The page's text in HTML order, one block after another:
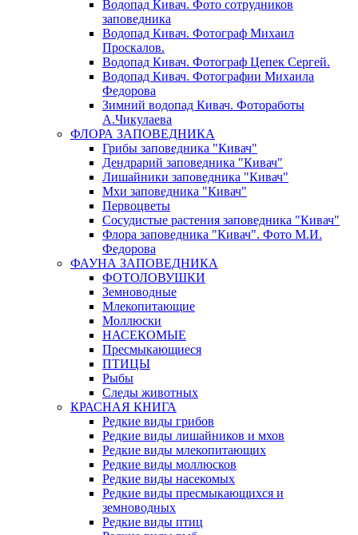
Водопад Кивач. Фото сотрудников
заповедника
Водопад Кивач. Фотограф Михаил
Проскалов.
Водопад Кивач. Фотограф Цепек Сергей.
Водопад Кивач. Фотографии Михаила
Федорова
Зимний водопад Кивач. Фотоработы
А.Чикулаева
ФЛОРА ЗАПОВЕДНИКА
Грибы заповедника "Кивач"
Дендрарий заповедника "Кивач"
Лишайники заповедника "Кивач"
Мхи заповедника "Кивач"
Первоцветы
Сосудистые растения заповедника "Кивач"
Флора заповедника "Кивач". Фото М.И.
Федорова
ФАУНА ЗАПОВЕДНИКА
ФОТОЛОВУШКИ
Земноводные
Млекопитающие
Моллюски
НАСЕКОМЫЕ
Пресмыкающиеся
ПТИЦЫ
Рыбы
Следы животных
КРАСНАЯ КНИГА
Редкие виды грибов
Редкие виды лишайников и мхов
Редкие виды млекопитающих
Редкие виды моллюсков
Редкие виды насекомых
Редкие виды пресмыкающихся и
земноводных
Редкие виды птиц